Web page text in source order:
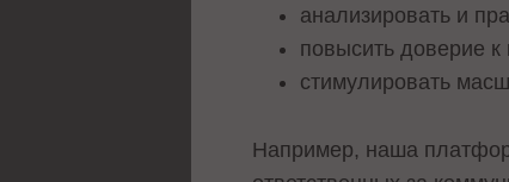
анализировать и
повысить доверие к
стимулировать
Например, наша